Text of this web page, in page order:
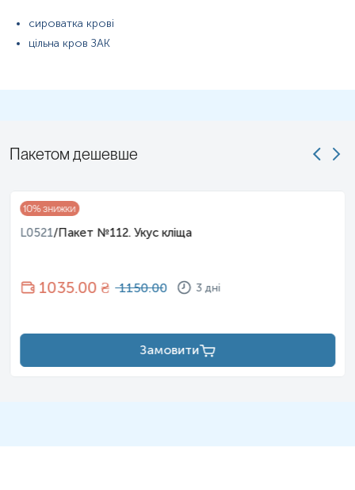
професіоналізму. Процедуру провели швидко й
Дякую за швидку відповідь.
сироватка крові
цільна кров ЗАК
Пакетом дешевше
10% знижки
L0521/Пакет №112. Укус кліща
1035.00 ₴ 1150.00 3 дні
Замовити